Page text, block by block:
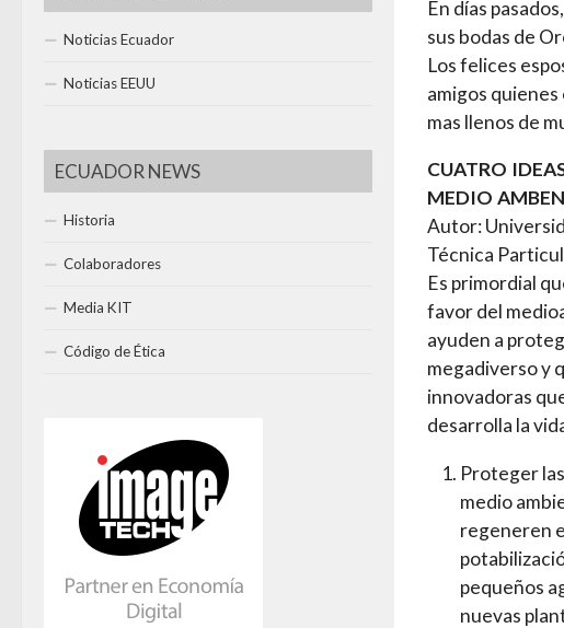
En días
sus bodas de
Los felices
amigos
mas llenos de
CUATRO
MEDIO
Autor:
Técnica
Es primordial
favor del
ayuden a
megadiverso y
innovadoras
desarrolla la
Proteger
medio
regeneren
pequeños
nuevas
Noticias Ecuador
Noticias EEUU
ECUADOR NEWS
Historia
Colaboradores
Media KIT
Código de Ética